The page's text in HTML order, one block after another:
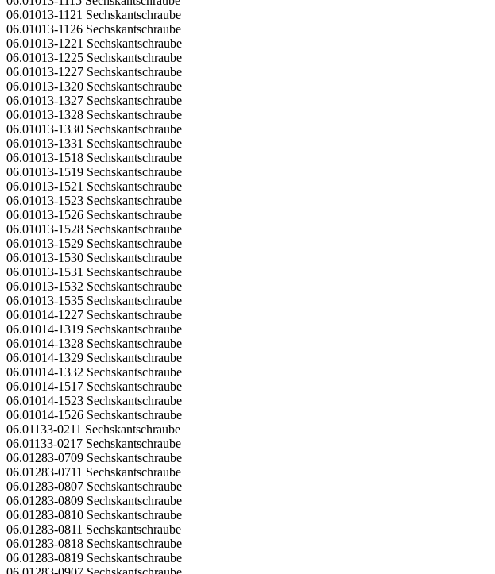
06.01013-1121 Sechskantschraube
06.01013-1126 Sechskantschraube
06.01013-1221 Sechskantschraube
06.01013-1225 Sechskantschraube
06.01013-1227 Sechskantschraube
06.01013-1320 Sechskantschraube
06.01013-1327 Sechskantschraube
06.01013-1328 Sechskantschraube
06.01013-1330 Sechskantschraube
06.01013-1331 Sechskantschraube
06.01013-1518 Sechskantschraube
06.01013-1519 Sechskantschraube
06.01013-1521 Sechskantschraube
06.01013-1523 Sechskantschraube
06.01013-1526 Sechskantschraube
06.01013-1528 Sechskantschraube
06.01013-1529 Sechskantschraube
06.01013-1530 Sechskantschraube
06.01013-1531 Sechskantschraube
06.01013-1532 Sechskantschraube
06.01013-1535 Sechskantschraube
06.01014-1227 Sechskantschraube
06.01014-1319 Sechskantschraube
06.01014-1328 Sechskantschraube
06.01014-1329 Sechskantschraube
06.01014-1332 Sechskantschraube
06.01014-1517 Sechskantschraube
06.01014-1523 Sechskantschraube
06.01014-1526 Sechskantschraube
06.01133-0211 Sechskantschraube
06.01133-0217 Sechskantschraube
06.01283-0709 Sechskantschraube
06.01283-0711 Sechskantschraube
06.01283-0807 Sechskantschraube
06.01283-0809 Sechskantschraube
06.01283-0810 Sechskantschraube
06.01283-0811 Sechskantschraube
06.01283-0818 Sechskantschraube
06.01283-0819 Sechskantschraube